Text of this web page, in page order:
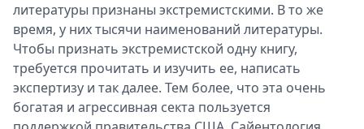
литературы признаны экстремистскими. В то же
время, у них тысячи наименований литературы.
Чтобы признать экстремистской одну книгу,
требуется прочитать и изучить ее, написать
экспертизу и так далее. Тем более, что эта очень
богатая и агрессивная секта пользуется